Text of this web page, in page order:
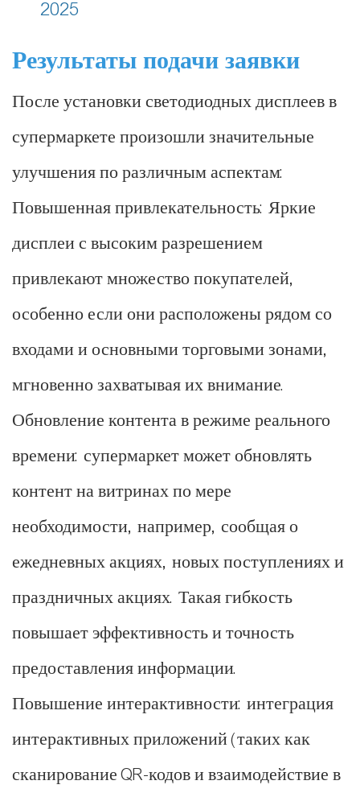
2025
Результаты подачи заявки
После установки светодиодных дисплеев в
супермаркете произошли значительные
улучшения по различным аспектам:
Повышенная привлекательность: Яркие
дисплеи с высоким разрешением
привлекают множество покупателей,
особенно если они расположены рядом со
входами и основными торговыми зонами,
мгновенно захватывая их внимание.
Обновление контента в режиме реального
времени: супермаркет может обновлять
контент на витринах по мере
необходимости, например, сообщая о
ежедневных акциях, новых поступлениях и
праздничных акциях. Такая гибкость
повышает эффективность и точность
предоставления информации.
Повышение интерактивности: интеграция
интерактивных приложений (таких как
сканирование QR-кодов и взаимодействие в